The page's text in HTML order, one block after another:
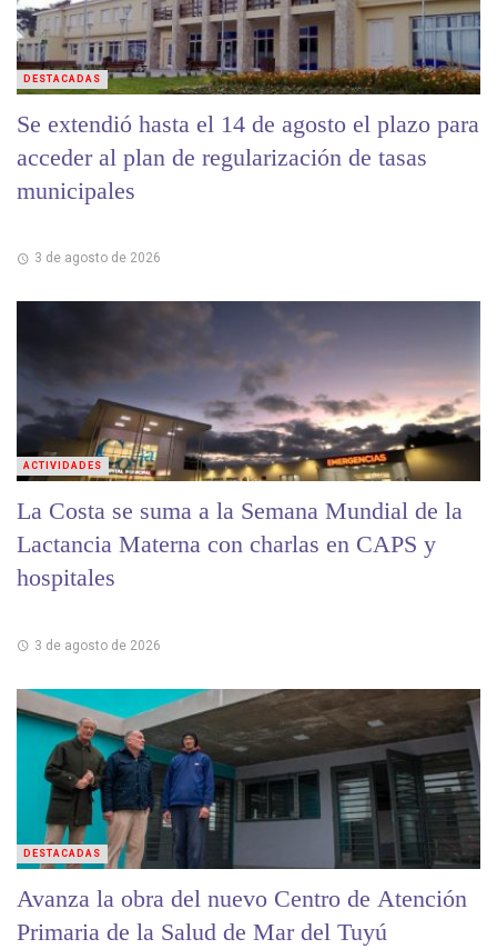
Se extendió hasta el 14 de agosto el plazo para
acceder al plan de regularización de tasas
municipales
3 de agosto de 2026
DESTACADAS
La Costa se suma a la Semana Mundial de la
Lactancia Materna con charlas en CAPS y
hospitales
3 de agosto de 2026
ACTIVIDADES
Avanza la obra del nuevo Centro de Atención
Primaria de la Salud de Mar del Tuyú
DESTACADAS